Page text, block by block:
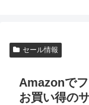
セール情報
Amazonで
お買い得の